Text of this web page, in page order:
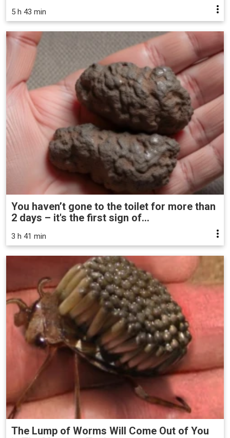
5 h 43 min
You haven’t gone to the toilet for more than
2 days – it's the first sign of...
3 h 41 min
The Lump of Worms Will Come Out of You